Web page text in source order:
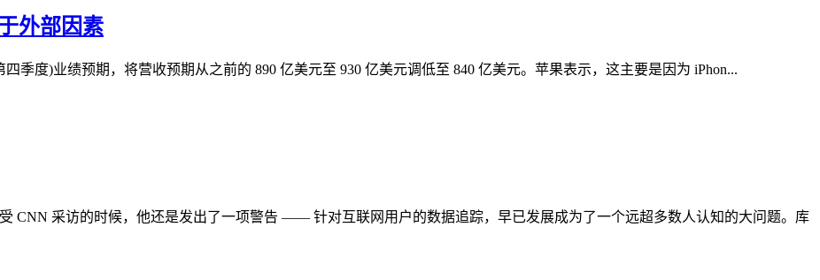
外部因素
季度)业绩预期，将营收预期从之前的 890 亿美元至 930 亿美元调低至 840 亿美元。苹果表示，这主要是因为 iPhon...
CNN 采访的时候，他还是发出了一项警告 —— 针对互联网用户的数据追踪，早已发展成为了一个远超多数人认知的大问题。库